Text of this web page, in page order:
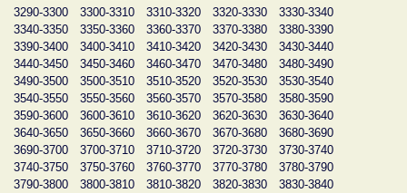
3290-3300
3300-3310 3310-3320 3320-3330
3330-3340
3340-3350
3350-3360 3360-3370 3370-3380
3380-3390
3390-3400
3400-3410 3410-3420 3420-3430
3430-3440
3440-3450
3450-3460 3460-3470 3470-3480
3480-3490
3490-3500
3500-3510 3510-3520 3520-3530
3530-3540
3540-3550
3550-3560 3560-3570 3570-3580
3580-3590
3590-3600
3600-3610 3610-3620 3620-3630
3630-3640
3640-3650
3650-3660 3660-3670 3670-3680
3680-3690
3690-3700
3700-3710 3710-3720 3720-3730
3730-3740
3740-3750
3750-3760 3760-3770 3770-3780
3780-3790
3790-3800
3800-3810 3810-3820 3820-3830
3830-3840